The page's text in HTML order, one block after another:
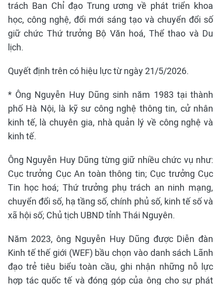
trách Ban Chỉ đạo Trung ương về phát triển khoa
học, công nghệ, đổi mới sáng tạo và chuyển đổi số
giữ chức Thứ trưởng Bộ Văn hoá, Thể thao và Du
lịch.
Quyết định trên có hiệu lực từ ngày 21/5/2026.
* Ông Nguyễn Huy Dũng sinh năm 1983 tại thành
phố Hà Nội, là kỹ sư công nghệ thông tin, cử nhân
kinh tế, là chuyên gia, nhà quản lý về công nghệ và
kinh tế.
Ông Nguyễn Huy Dũng từng giữ nhiều chức vụ như:
Cục trưởng Cục An toàn thông tin; Cục trưởng Cục
Tin học hoá; Thứ trưởng phụ trách an ninh mạng,
chuyển đổi số, hạ tầng số, chính phủ số, kinh tế số và
xã hội số; Chủ tịch UBND tỉnh Thái Nguyên.
Năm 2023, ông Nguyễn Huy Dũng được Diễn đàn
Kinh tế thế giới (WEF) bầu chọn vào danh sách Lãnh
đạo trẻ tiêu biểu toàn cầu, ghi nhận những nỗ lực
hợp tác quốc tế và đóng góp của ông cho sự phát